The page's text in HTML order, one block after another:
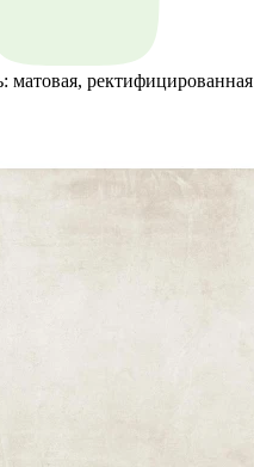
матовая, ректифицированная